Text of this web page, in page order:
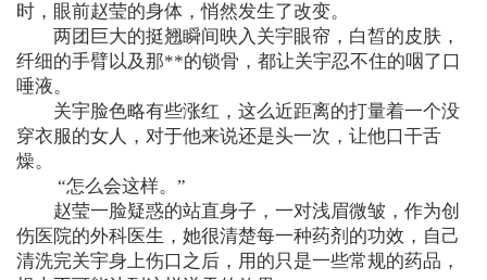
时，眼前赵莹的身体，悄然发生了改变。
两团巨大的挺翘瞬间映入关宇眼帘，白皙的皮肤，
纤细的手臂以及那**的锁骨，都让关宇忍不住的咽了口
唾液。
关宇脸色略有些涨红，这么近距离的打量着一个没
穿衣服的女人，对于他来说还是头一次，让他口干舌
燥。
“怎么会这样。”
赵莹一脸疑惑的站直身子，一对浅眉微皱，作为创
伤医院的外科医生，她很清楚每一种药剂的功效，自己
清洗完关宇身上伤口之后，用的只是一些常规的药品，